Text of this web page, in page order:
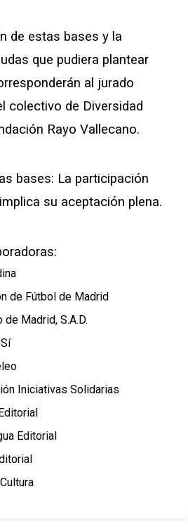
de estas bases y la
que pudiera plantear
al jurado
colectivo de Diversidad
Rayo Vallecano.
bases: La participación
su aceptación plena.
de Fútbol de Madrid
de Madrid, S.A.D.
Iniciativas Solidarias
Editorial